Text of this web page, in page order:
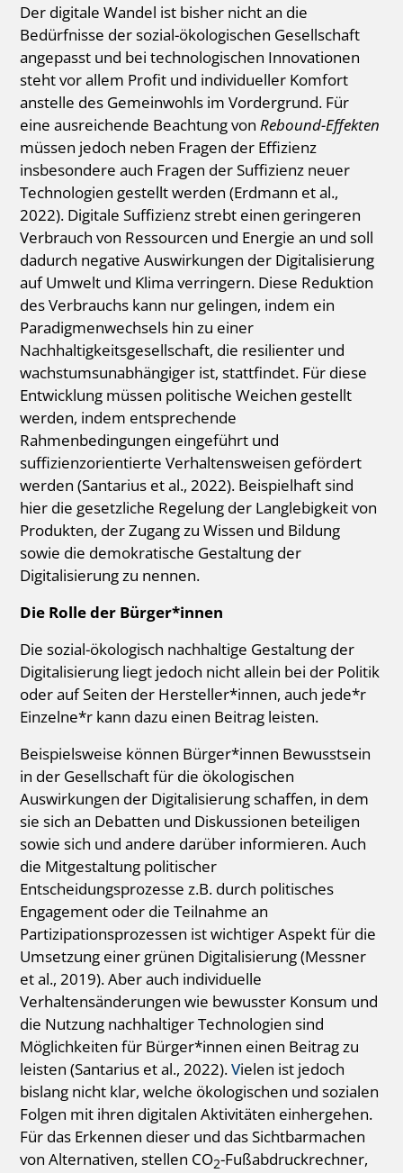
Der digitale Wandel ist bisher nicht an die
Bedürfnisse der sozial-ökologischen Gesellschaft
angepasst und bei technologischen Innovationen
steht vor allem Profit und individueller Komfort
anstelle des Gemeinwohls im Vordergrund. Für
eine ausreichende Beachtung von Rebound-Effekten
müssen jedoch neben Fragen der Effizienz
insbesondere auch Fragen der Suffizienz neuer
Technologien gestellt werden (Erdmann et al.,
2022). Digitale Suffizienz strebt einen geringeren
Verbrauch von Ressourcen und Energie an und soll
dadurch negative Auswirkungen der Digitalisierung
auf Umwelt und Klima verringern. Diese Reduktion
des Verbrauchs kann nur gelingen, indem ein
Paradigmenwechsels hin zu einer
Nachhaltigkeitsgesellschaft, die resilienter und
wachstumsunabhängiger ist, stattfindet. Für diese
Entwicklung müssen politische Weichen gestellt
werden, indem entsprechende
Rahmenbedingungen eingeführt und
suffizienzorientierte Verhaltensweisen gefördert
werden (Santarius et al., 2022). Beispielhaft sind
hier die gesetzliche Regelung der Langlebigkeit von
Produkten, der Zugang zu Wissen und Bildung
sowie die demokratische Gestaltung der
Digitalisierung zu nennen.
Die Rolle der Bürger*innen
Die sozial-ökologisch nachhaltige Gestaltung der
Digitalisierung liegt jedoch nicht allein bei der Politik
oder auf Seiten der Hersteller*innen, auch jede*r
Einzelne*r kann dazu einen Beitrag leisten.
Beispielsweise können Bürger*innen Bewusstsein
in der Gesellschaft für die ökologischen
Auswirkungen der Digitalisierung schaffen, in dem
sie sich an Debatten und Diskussionen beteiligen
sowie sich und andere darüber informieren. Auch
die Mitgestaltung politischer
Entscheidungsprozesse z.B. durch politisches
Engagement oder die Teilnahme an
Partizipationsprozessen ist wichtiger Aspekt für die
Umsetzung einer grünen Digitalisierung (Messner
et al., 2019). Aber auch individuelle
Verhaltensänderungen wie bewusster Konsum und
die Nutzung nachhaltiger Technologien sind
Möglichkeiten für Bürger*innen einen Beitrag zu
leisten (Santarius et al., 2022).Vielen ist jedoch
bislang nicht klar, welche ökologischen und sozialen
Folgen mit ihren digitalen Aktivitäten einhergehen.
Für das Erkennen dieser und das Sichtbarmachen
von Alternativen, stellen CO2-Fußabdruckrechner,